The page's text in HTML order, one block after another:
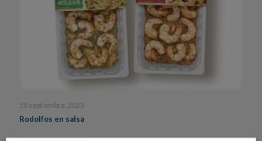
18 septiembre, 2023
Rodolfos en salsa